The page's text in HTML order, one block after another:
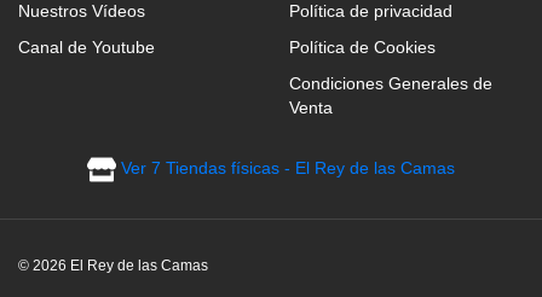
Nuestros Vídeos
Canal de Youtube
Política de privacidad
Política de Cookies
Condiciones Generales de
Venta
Ver 7 Tiendas físicas - El Rey de las Camas
© 2026 El Rey de las Camas